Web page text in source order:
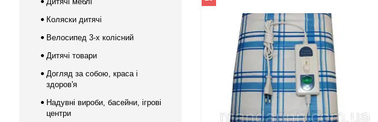
Коляски дитячі
Велосипед 3-х колісний
Дитячі товари
Догляд за собою, краса і
здоров'я
Надувні вироби, басейни, ігрові
центри